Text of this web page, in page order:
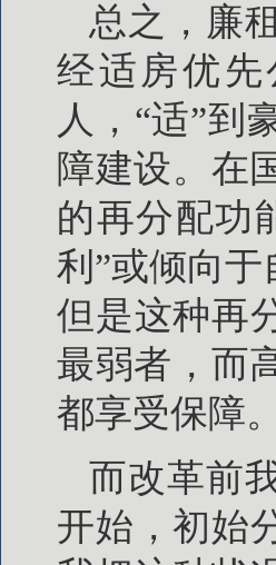
总之，廉
经适房优先
人，“适”到
障建设。在
的再分配功
利”或倾向
但是这种再
最弱者，而
都享受保障
而改革前
开始，初始